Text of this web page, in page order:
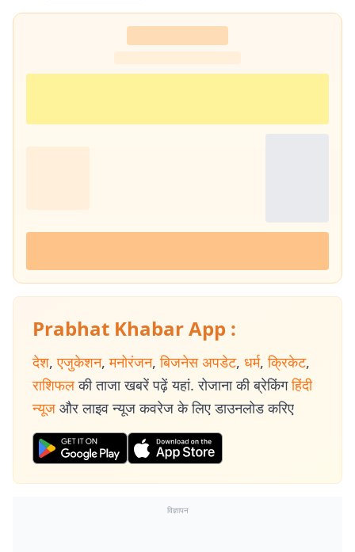
उसे आसानी से समझ सके. यही वजह है कि उनके लिखे आर्टिकल्स काफी एंगेजिंग और
Prabhat Khabar App :
देश, एजुकेशन, मनोरंजन, बिजनेस अपडेट, धर्म, क्रिकेट,
राशिफल की ताजा खबरें पढ़ें यहां. रोजाना की ब्रेकिंग हिंदी
न्यूज और लाइव न्यूज कवरेज के लिए डाउनलोड करिए
विज्ञापन